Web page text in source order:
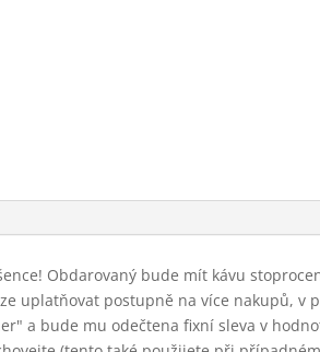
Obdarovaný bude mít kávu
uplatňovat postupně na více nakupů,
a bude mu odečtena fixní sleva v